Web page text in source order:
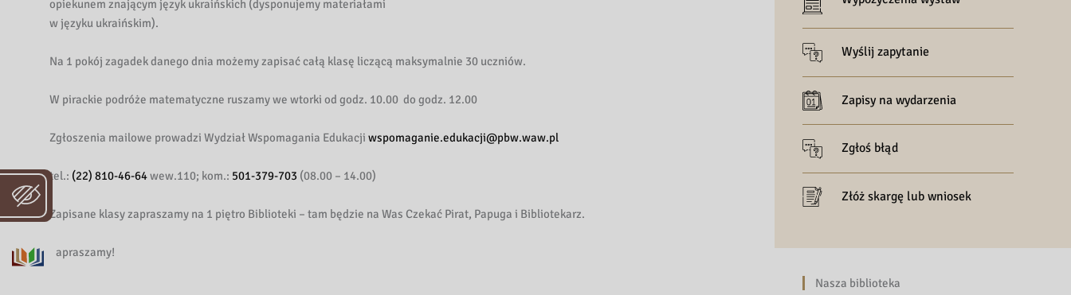
opiekunem znającym język ukraińskich (dysponujemy materiałami
w języku ukraińskim).
Na 1 pokój zagadek danego dnia możemy zapisać całą klasę liczącą maksymalnie 30 uczniów.
W pirackie podróże matematyczne ruszamy we wtorki od godz. 10.00 do godz. 12.00
Zgłoszenia mailowe prowadzi Wydział Wspomagania Edukacji wspomaganie.edukacji@pbw.waw.pl
tel.: (22) 810-46-64wew.110; kom.: 501-379-703 (08.00 – 14.00)
Zapisane klasy zapraszamy na 1 piętro Biblioteki – tam będzie na Was Czekać Pirat, Papuga i Bibliotekarz.
Zapraszamy!
Wyślij zapytanie
Zapisy na wydarzenia
Zgłoś błąd
Złóż skargę lub wniosek
Nasza biblioteka